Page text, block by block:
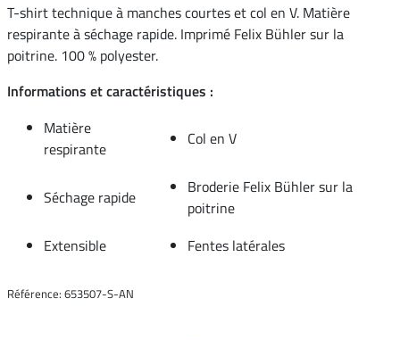
T-shirt technique à manches courtes et col en V. Matière
respirante à séchage rapide. Imprimé Felix Bühler sur la
poitrine. 100 % polyester.
Informations et caractéristiques :
Matière
respirante
Col en V
Séchage rapide
Broderie Felix Bühler sur la
poitrine
Extensible
Fentes latérales
Référence: 653507-S-AN